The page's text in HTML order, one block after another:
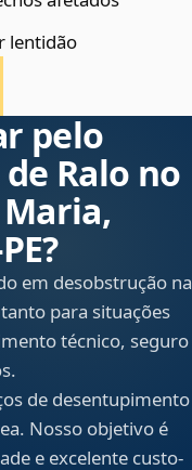
lentidão
pelo
Ralo no
em desobstrução na
para situações
técnico, seguro
de desentupimento
Nosso objetivo é
e excelente custo-